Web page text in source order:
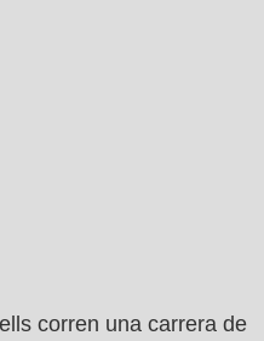
corren una carrera de